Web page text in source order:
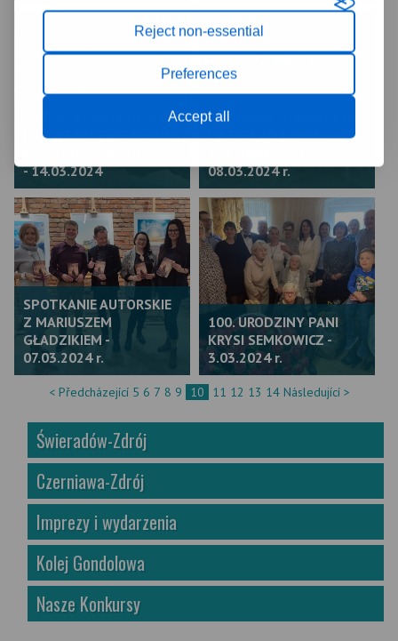
Reject non-essential
Preferences
Accept all
PT. "WSZYSTKIE ŹRÓDŁA
- 14.03.2024
WRĘCZENIE NAGRÓD za
PRZEGLĄD KAPEL
08.03.2024 r.
SPOTKANIE AUTORSKIE
Z MARIUSZEM
GŁADZIKIEM -
07.03.2024 r.
100. URODZINY PANI
KRYSI SEMKOWICZ -
3.03.2024 r.
< Předcházející 5 6 7 8 9 10 11 12 13 14 Následující >
Świeradów-Zdrój
Czerniawa-Zdrój
Imprezy i wydarzenia
Kolej Gondolowa
Nasze Konkursy